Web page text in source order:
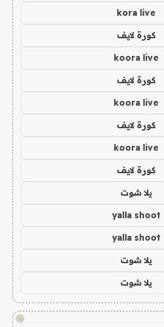
kora live
كورة لايف
koora live
كورة لايف
koora live
كورة لايف
koora live
كورة لايف
يلا شوت
yalla shoot
yalla shoot
يلا شوت
يلا شوت
!